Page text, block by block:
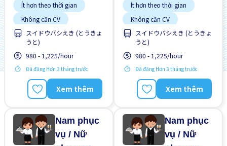
Ít hơn theo thời gian
Không cần CV
Không cần kinh nghiệm
Nâng cao
スイドウバシえき (とうきょ
うと)
980 - 1,225/hour
Đã đăng Hơn 3 tháng trước
Xem thêm
Ít hơn theo thời gian
Không cần CV
Không cần kinh nghiệm
Nâng cao
スイドウバシえき (とうきょ
うと)
980 - 1,225/hour
Đã đăng Hơn 3 tháng trước
Xem thêm
Nam phục
vụ / Nữ
Nam phục
vụ / Nữ